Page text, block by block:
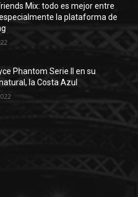
Mix: todo es mejor entre
la plataforma de
Phantom Serie II en su
la Costa Azul